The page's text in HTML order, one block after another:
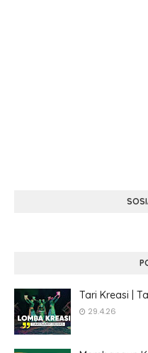
Tari Kreasi |
29.4.26